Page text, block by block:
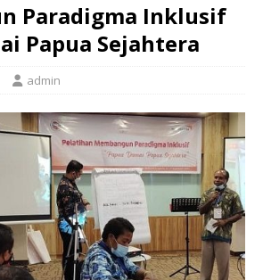
Paradigma Inklusif
Papua Sejahtera
admin